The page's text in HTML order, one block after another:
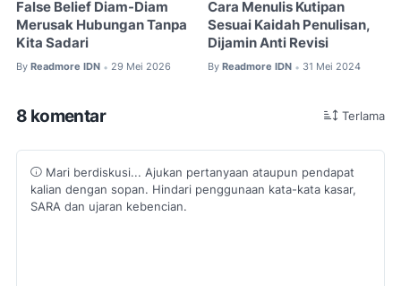
False Belief Diam-Diam
Merusak Hubungan Tanpa
Kita Sadari
By Readmore IDN • 29 Mei 2026
Cara Menulis Kutipan
Sesuai Kaidah Penulisan,
Dijamin Anti Revisi
By Readmore IDN • 31 Mei 2024
8 komentar Terlama
Mari berdiskusi... Ajukan pertanyaan ataupun pendapat
kalian dengan sopan. Hindari penggunaan kata-kata kasar,
SARA dan ujaran kebencian.